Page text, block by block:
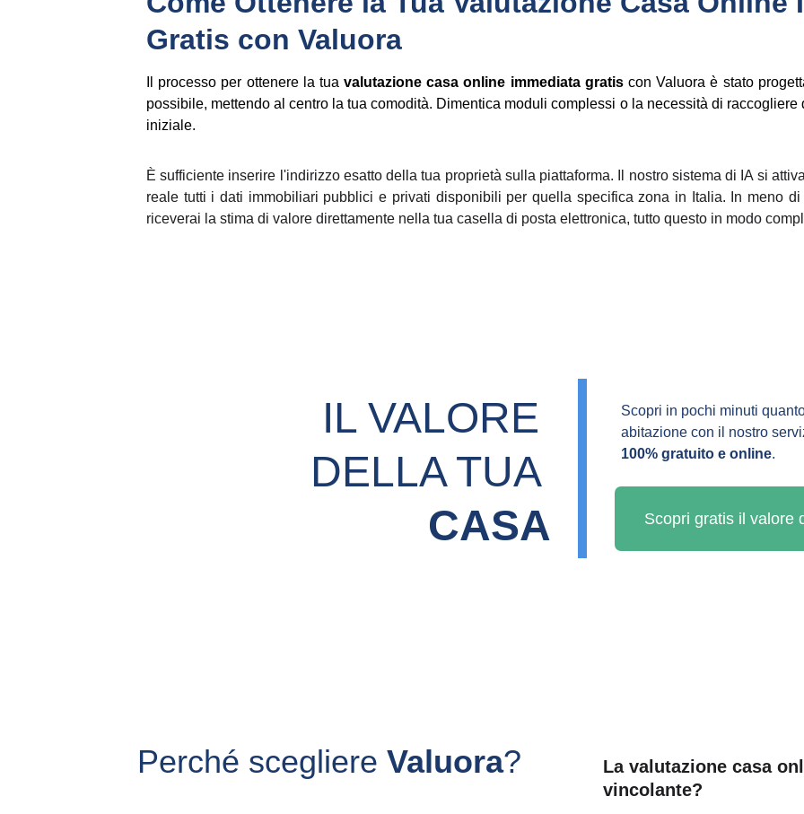
Gratis con Valuora
Il processo per ottenere la tuavalutazione casa online immediata gratiscon Valuora è stato
possibile, mettendo al centro la tua comodità. Dimentica moduli complessi o la necessità di
iniziale.
È sufficiente inserire l'indirizzo esatto della tua proprietà sulla piattaforma. Il nostro sistema di IA si
reale tutti i dati immobiliari pubblici e privati disponibili per quella specifica zona in Italia. In meno
riceverai la stima di valore direttamente nella tua casella di posta elettronica, tutto questo in modo
IL VALORE
DELLA TUA
CASA
Scopri gratis il valore
Scopri in pochi minuti
abitazione con il nostro
100% gratuito e online.
Perché scegliere Valuora?
La valutazione casa
vincolante?